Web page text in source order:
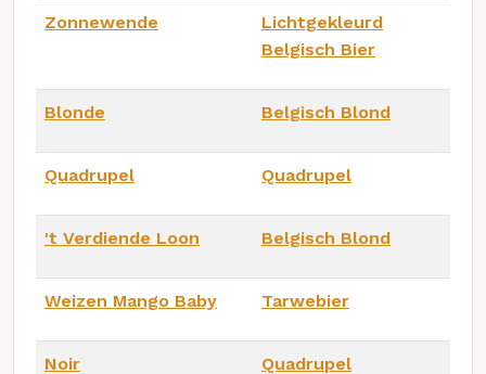
Zonnewende
Lichtgekleurd
Belgisch Bier
Blonde Belgisch Blond
Quadrupel Quadrupel
't Verdiende Loon Belgisch Blond
Weizen Mango Baby Tarwebier
Noir Quadrupel